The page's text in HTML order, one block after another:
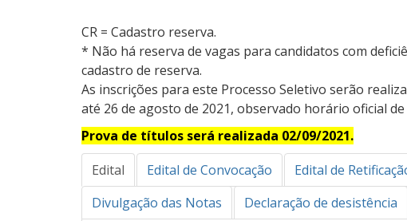
CR = Cadastro reserva.
* Não há reserva de vagas para candidatos com
cadastro de reserva.
As inscrições para este Processo Seletivo serão
até 26 de agosto de 2021, observado horário oficial
Prova de títulos será realizada 02/09/2021.
Edital
Edital de Convocação Edital de
Divulgação das Notas
Declaração de desistência